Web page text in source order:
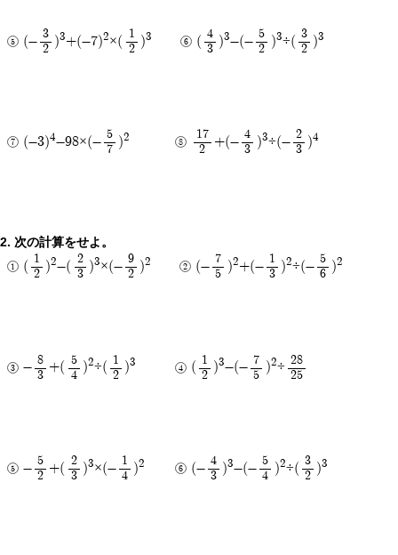
(-
3
2
)3+(-7)2×(
1
2
)3 (
4
3
)3-(-
5
2
)3÷(
3
2
)3
(-3)4-98×(-
5
7
)2
17
2
+(-
4
3
)3÷(-
2
3
)4
次の計算をせよ。
(
1
2
)2-(
2
3
)3×(-
9
2
)2 (-
7
5
)2+(-
1
3
)2÷(-
5
6
)2
-
8
3
+(
5
4
)2÷(
1
2
)3 (
1
2
)3-(-
7
5
)2÷
28
25
-
5
2
+(
2
3
)3×(-
1
4
)2 (-
4
3
)3-(-
5
4
)2÷(
3
2
)3